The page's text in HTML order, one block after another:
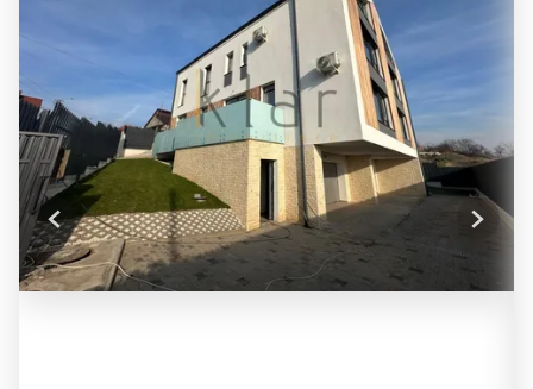
Previous Next